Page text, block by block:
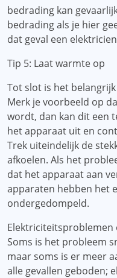
bedrading kan
bedrading als je hier
dat geval een
Tip 5: Laat warmte op
Tot slot is het
Merk je voorbeeld op
wordt, dan kan dit een
het apparaat uit en
Trek uiteindelijk de
afkoelen. Als het
dat het apparaat aan
apparaten hebben het
ondergedompeld.
Elektriciteitsproblemen
Soms is het probleem
maar soms is er meer
alle gevallen geboden;